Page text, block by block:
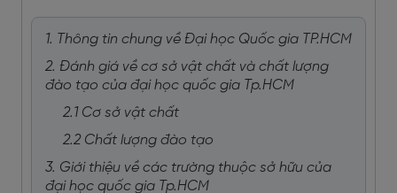
1. Thông tin chung về Đại học Quốc gia TP.HCM
2. Đánh giá về cơ sở vật chất và chất lượng
đào tạo của đại học quốc gia Tp.HCM
2.1 Cơ sở vật chất
2.2 Chất lượng đào tạo
3. Giới thiệu về các trường thuộc sở hữu của
đại học quốc gia Tp.HCM